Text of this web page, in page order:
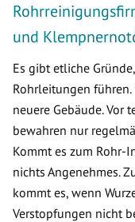
und
Es gibt etliche
Rohrleitungen
neuere Gebäude. Vor
bewahren nur
Kommt es zum Rohr-
nichts Angenehmes.
kommt es, wenn
Verstopfungen nicht